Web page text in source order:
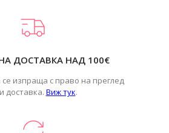
ДОСТАВКА НАД 100€
изпраща с право на преглед
доставка. Виж тук.